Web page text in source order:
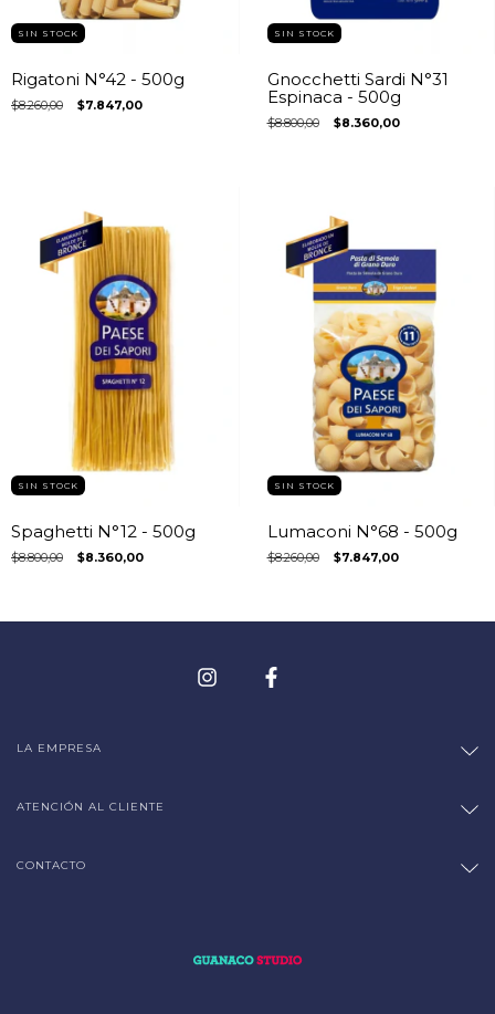
SIN STOCK
Rigatoni N°42 - 500g
$8.260,00 $7.847,00
SIN STOCK
Gnocchetti Sardi N°31
Espinaca - 500g
$8.800,00 $8.360,00
SIN STOCK
Spaghetti N°12 - 500g
$8.800,00 $8.360,00
SIN STOCK
Lumaconi N°68 - 500g
$8.260,00 $7.847,00
LA EMPRESA
ATENCIÓN AL CLIENTE
CONTACTO